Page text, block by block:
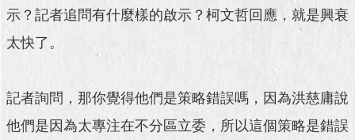
示？記者追問有什麼樣的啟示？柯文哲回應，就是興衰
太快了。
記者詢問，那你覺得他們是策略錯誤嗎，因為洪慈庸說
他們是因為太專注在不分區立委，所以這個策略是錯誤